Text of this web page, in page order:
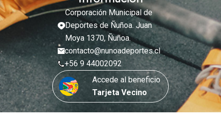
Corporación Municipal de
Deportes de Ñuñoa. Juan
Moya 1370, Ñuñoa.
contacto@nunoadeportes.cl
+56 9 44002092
Accede al beneficio
Tarjeta Vecino